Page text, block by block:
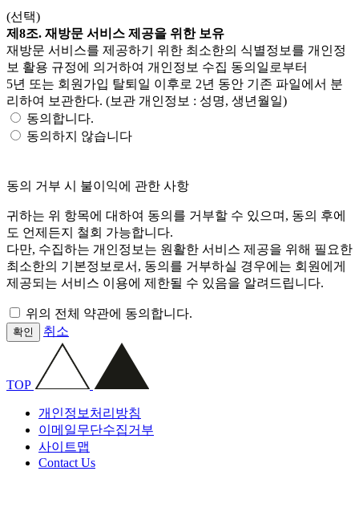
(선택)
제8조. 재방문 서비스 제공을 위한 보유
재방문 서비스를 제공하기 위한 최소한의 식별정보를 개인정
보 활용 규정에 의거하여 개인정보 수집 동의일로부터
5년 또는 회원가입 탈퇴일 이후로 2년 동안 기존 파일에서 분
리하여 보관한다. (보관 개인정보 : 성명, 생년월일)
동의합니다.
동의하지 않습니다
동의 거부 시 불이익에 관한 사항
귀하는 위 항목에 대하여 동의를 거부할 수 있으며, 동의 후에
도 언제든지 철회 가능합니다.
다만, 수집하는 개인정보는 원활한 서비스 제공을 위해 필요한
최소한의 기본정보로서, 동의를 거부하실 경우에는 회원에게
제공되는 서비스 이용에 제한될 수 있음을 알려드립니다.
위의 전체 약관에 동의합니다.
확인 취소
TOP
개인정보처리방침
이메일무단수집거부
사이트맵
Contact Us